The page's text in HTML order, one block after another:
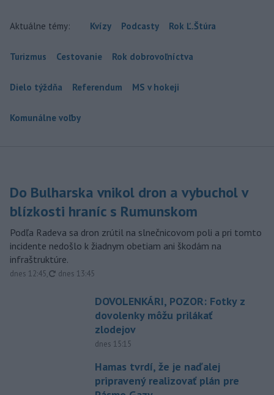
Aktuálne témy: Kvízy Podcasty Rok Ľ.Štúra
Turizmus Cestovanie Rok dobrovoľníctva
Dielo týždňa Referendum MS v hokeji
Komunálne voľby
Do Bulharska vnikol dron a vybuchol v
blízkosti hraníc s Rumunskom
Podľa Radeva sa dron zrútil na slnečnicovom poli a pri tomto
incidente nedošlo k žiadnym obetiam ani škodám na
infraštruktúre.
dnes 12:45, aktualizované
dnes 13:45
DOVOLENKÁRI, POZOR: Fotky z
dovolenky môžu prilákať
zlodejov
dnes 15:15
Hamas tvrdí, že je naďalej
pripravený realizovať plán pre